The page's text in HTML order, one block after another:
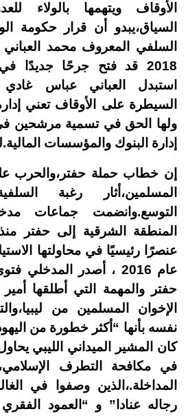
الأوقاف ويتهمها بالولاء
السياق،يبدو أن قرار حكومة
السلفي المعروف محمد
2018 قد فتح جرحًا جديدًا
استبدل العباني عباس غادي
السيطرة على الأوقاف تعني
ولها الحق في تسمية مرشحين
إدارة البنوك والمؤسسات
إن خطاب حملة حفتر،والحرب
المسلمين،أثار رغبة
التوسع.وانضمت جماعات
عنصرًا رئيسيًا في محاولتها
عام 2016 ، أصدر
حفتر والمهمة التي أطلقها
الإخوان المسلمين من
نفسه بأنها “أكثر خطورة من
كان المشير الميداني الليبي
في مكافحة التطرف
المداخلة.،الذين وصفوا في
رجاله عنادا” و “العمود